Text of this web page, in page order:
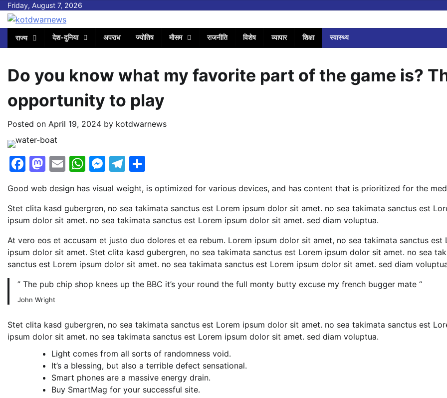
Skip
content
Friday, August 7, 2026
राज्य देश-दुनिया अपराध ज्योतिष मौसम राजनीति विशेष व्यापार शिक्षा स्वास्थ्य
Do you know what my favorite part of the game is?
opportunity to play
Posted on April 19, 2024 by kotdwarnews
Facebook
Mastodon
EmailWhatsApp
Messenger
Telegram
Good web design has visual weight, is optimized for various devices, and has content that is prioritized for the
Stet clita kasd gubergren, no sea takimata sanctus est Lorem ipsum dolor sit amet. no sea takimata sanctus est
ipsum dolor sit amet. no sea takimata sanctus est Lorem ipsum dolor sit amet. sed diam voluptua.
At vero eos et accusam et justo duo dolores et ea rebum. Lorem ipsum dolor sit amet, no sea takimata sanctus est
ipsum dolor sit amet. Stet clita kasd gubergren, no sea takimata sanctus est Lorem ipsum dolor sit amet. no sea
sanctus est Lorem ipsum dolor sit amet. no sea takimata sanctus est Lorem ipsum dolor sit amet. sed diam
” The pub chip shop knees up the BBC it’s your round the full monty butty excuse my french bugger mate “
John Wright
Stet clita kasd gubergren, no sea takimata sanctus est Lorem ipsum dolor sit amet. no sea takimata sanctus est
ipsum dolor sit amet. no sea takimata sanctus est Lorem ipsum dolor sit amet. sed diam voluptua.
Light comes from all sorts of randomness void.
It’s a blessing, but also a terrible defect sensational.
Smart phones are a massive energy drain.
Buy SmartMag for your successful site.